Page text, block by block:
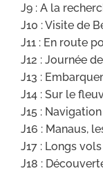
J9 : A la
J10 : Visite de
J11 : En route
J12 : Journée
J13 :
J14 : Sur le
J15 :
J16 : Manaus,
J17 : Longs
J18 :